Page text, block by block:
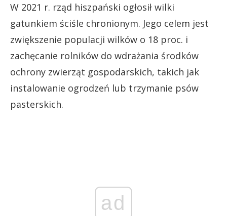
W 2021 r. rząd hiszpański ogłosił wilki
gatunkiem ściśle chronionym. Jego celem jest
zwiększenie populacji wilków o 18 proc. i
zachęcanie rolników do wdrażania środków
ochrony zwierząt gospodarskich, takich jak
instalowanie ogrodzeń lub trzymanie psów
pasterskich.
ad